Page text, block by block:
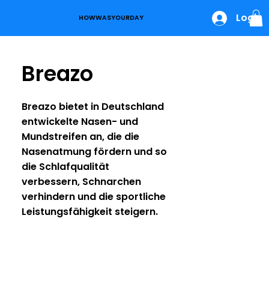
HOWWASYOURDAY Login
Breazo
Breazo bietet in Deutschland
entwickelte Nasen- und
Mundstreifen an, die die
Nasenatmung fördern und so
die Schlafqualität
verbessern, Schnarchen
verhindern und die sportliche
Leistungsfähigkeit steigern.